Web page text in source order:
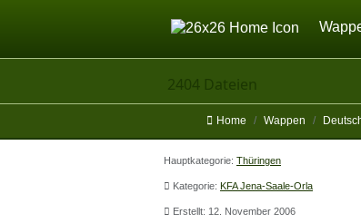
Home
2404 Dateien
Home Wappen
Hauptkategorie: Thüringen
Kategorie: KFA Jena-Saale-Orla
Erstellt: 12. November 2006